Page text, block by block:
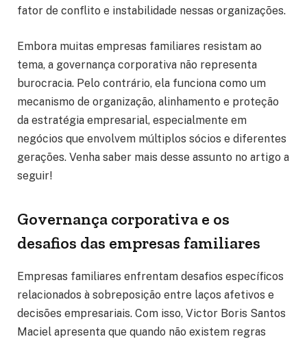
fator de conflito e instabilidade nessas organizações.
Embora muitas empresas familiares resistam ao
tema, a governança corporativa não representa
burocracia. Pelo contrário, ela funciona como um
mecanismo de organização, alinhamento e proteção
da estratégia empresarial, especialmente em
negócios que envolvem múltiplos sócios e diferentes
gerações. Venha saber mais desse assunto no artigo a
seguir!
Governança corporativa e os
desafios das empresas familiares
Empresas familiares enfrentam desafios específicos
relacionados à sobreposição entre laços afetivos e
decisões empresariais. Com isso, Victor Boris Santos
Maciel apresenta que quando não existem regras